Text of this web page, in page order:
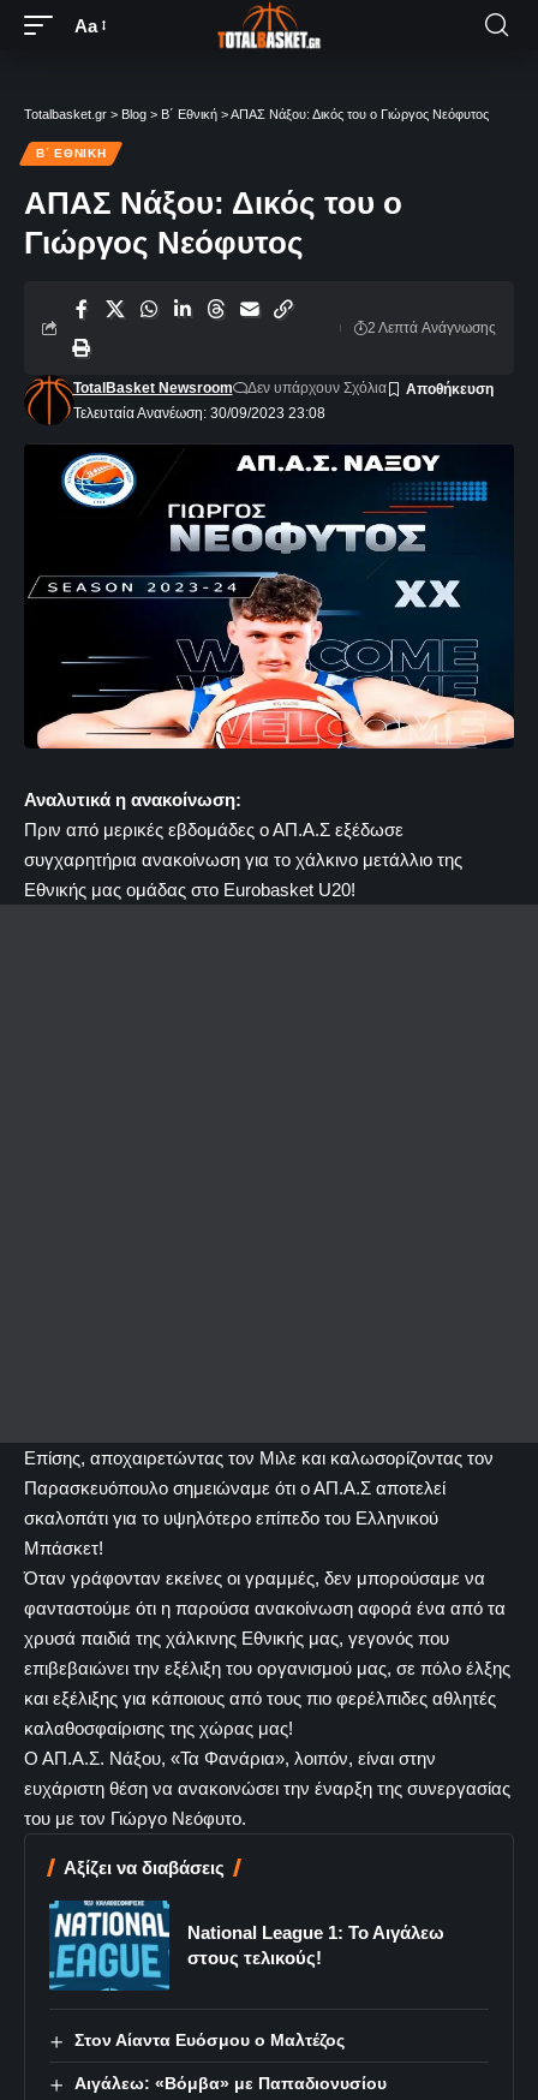
Aa
Totalbasket.gr > Blog > Β΄ Εθνική >ΑΠΑΣ Νάξου: Δικός του ο Γιώργος Νεόφυτος
Β΄ ΕΘΝΙΚΉ
ΑΠΑΣ Νάξου: Δικός του ο
Γιώργος Νεόφυτος
Τελευταία Ανανέωση: 30/09/2023 23:08
TotalBasket Newsroom Δεν υπάρχουν Σχόλια
2 Λεπτά Aνάγνωσης
Αναλυτικά η ανακοίνωση:
Πριν από μερικές εβδομάδες ο ΑΠ.Α.Σ εξέδωσε
συγχαρητήρια ανακοίνωση για το χάλκινο μετάλλιο της
Εθνικής μας ομάδας στο Εurobasket U20!
Επίσης, αποχαιρετώντας τον Μιλε και καλωσορίζοντας τον
Παρασκευόπουλο σημειώναμε ότι ο ΑΠ.Α.Σ αποτελεί
σκαλοπάτι για το υψηλότερο επίπεδο του Ελληνικού
Μπάσκετ!
Όταν γράφονταν εκείνες οι γραμμές, δεν μπορούσαμε να
φανταστούμε ότι η παρούσα ανακοίνωση αφορά ένα από τα
χρυσά παιδιά της χάλκινης Εθνικής μας, γεγονός που
επιβεβαιώνει την εξέλιξη του οργανισμού μας, σε πόλο έλξης
και εξέλιξης για κάποιους από τους πιο φερέλπιδες αθλητές
καλαθοσφαίρισης της χώρας μας!
Ο ΑΠ.Α.Σ. Νάξου, «Τα Φανάρια», λοιπόν, είναι στην
ευχάριστη θέση να ανακοινώσει την έναρξη της συνεργασίας
του με τον Γιώργο Νεόφυτο.
Αξίζει να διαβάσεις
National League 1: Το Αιγάλεω
στους τελικούς!
Στον Αίαντα Ευόσμου ο Μαλτέζος
Αιγάλεω: «Βόμβα» με Παπαδιονυσίου